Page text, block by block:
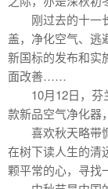
刚过去的十一长
盖，净化空气、逃
新国标的发布和实
面改善……
10月12日，芬
款新品空气净化器
喜欢秋天略带惆
在树下读人生的清
颗平常的心，寻